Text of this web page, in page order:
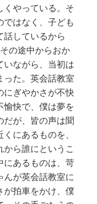
くやっている。そ
はなく、子ども
話しているから
の途中からおか
いながら、当初は
った。英会話教室
にぎやかさが不快
愉快で、僕は夢を
だが、皆の声は聞
にあるものを、
ら誰にというこ
にあるものは、苛
が英会話教室に
が拍車をかけ、僕